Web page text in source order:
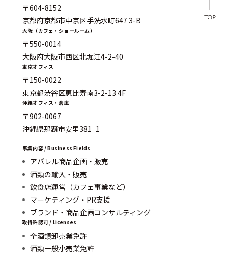
〒604-8152
京都府京都市中京区手洗水町647 3-B
大阪（カフェ・ショールーム）
〒550-0014
大阪府大阪市西区北堀江4-2-40
東京オフィス
〒150-0022
東京都渋谷区恵比寿南3-2-13 4F
沖縄オフィス・倉庫
〒902-0067
沖縄県那覇市安里381−1
事業内容 / Business Fields
アパレル商品企画・販売
酒類の輸入・販売
飲食店運営（カフェ事業など）
マーケティング・PR支援
ブランド・商品企画コンサルティング
取得許認可 / Licenses
全酒類卸売業免許
酒類一般小売業免許